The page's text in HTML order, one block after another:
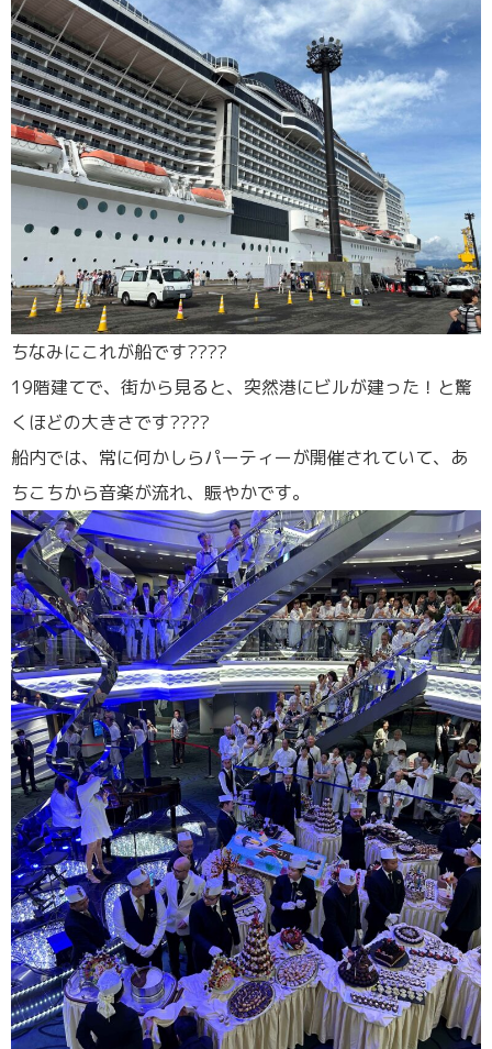
ちなみにこれが船です????
19階建てで、街から見ると、突然港にビルが建った！と驚
くほどの大きさです????
船内では、常に何かしらパーティーが開催されていて、あ
ちこちから音楽が流れ、賑やかです。